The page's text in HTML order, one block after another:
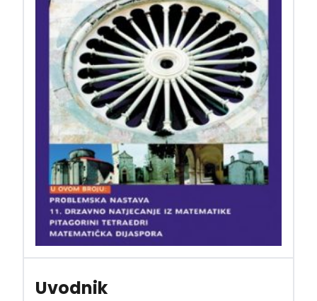
Uvodnik